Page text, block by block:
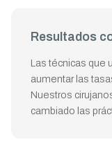
Resultados
Las técnicas que
aumentar las
Nuestros
cambiado las